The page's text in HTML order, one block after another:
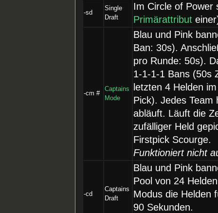
-sd
Single
Draft
Im Circle of Power
Primärattribut
-cm #
Captains
Mode
Blau und Pink
Ban: 30s).
pro Runde: 50s).
1-1-1-1 Bans (50s
letzten 4 Helden
Pick). Jedes Team
abläuft. Läuft die
zufälliger Held
Firstpick Scourge.
Funktioniert nicht
-cd
Captains
Draft
Blau und Pink
Pool von 24
Modus die Helden
90 Sekunden.